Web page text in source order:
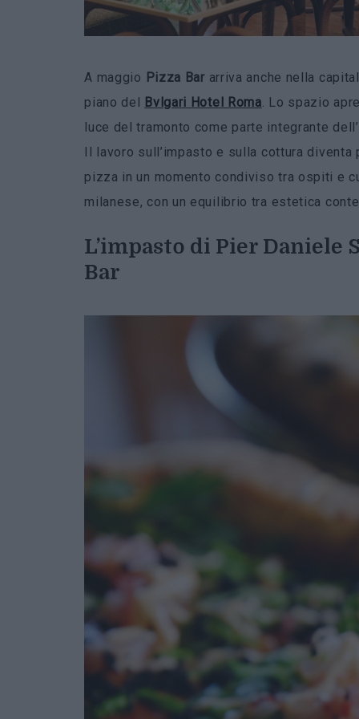
A maggio Pizza Bar arriva anche nella
piano del
Bvlgari Hotel Roma. Lo spazio
luce del tramonto come parte integrante
Il lavoro sull’impasto e sulla cottura
pizza in un momento condiviso tra ospiti e
milanese, con un equilibrio tra estetica
L’impasto di Pier Daniele
Bar